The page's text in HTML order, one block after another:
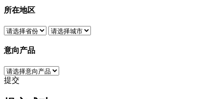
所在地区
意向产品
提交